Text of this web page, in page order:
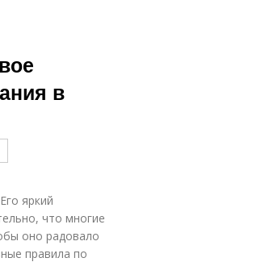
в
яркий
что многие
оно радовало
правила по